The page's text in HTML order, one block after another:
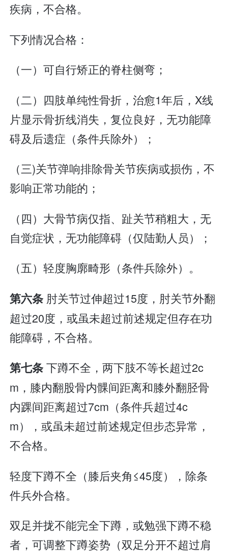
疾病，不合格。
下列情况合格：
（一）可自行矫正的脊柱侧弯；
（二）四肢单纯性骨折，治愈1年后，X线
片显示骨折线消失，复位良好，无功能障
碍及后遗症（条件兵除外）；
（三)关节弹响排除骨关节疾病或损伤，不
影响正常功能的；
（四）大骨节病仅指、趾关节稍粗大，无
自觉症状，无功能障碍（仅陆勤人员）；
（五）轻度胸廓畸形（条件兵除外）。
第六条 肘关节过伸超过15度，肘关节外翻
超过20度，或虽未超过前述规定但存在功
能障碍，不合格。
第七条下蹲不全，两下肢不等长超过2c
m，膝内翻股骨内髁间距离和膝外翻胫骨
内踝间距离超过7cm（条件兵超过4c
m），或虽未超过前述规定但步态异常，
不合格。
轻度下蹲不全（膝后夹角≤45度），除条
件兵外合格。
双足并拢不能完全下蹲，或勉强下蹲不稳
者，可调整下蹲姿势（双足分开不超过肩